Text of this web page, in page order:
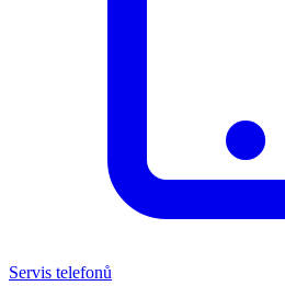
Servis telefonů